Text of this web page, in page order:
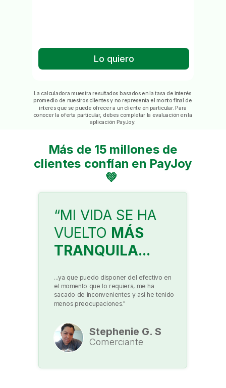
Lo quiero
La calculadora muestra resultados basados en la tasa de interés
promedio de nuestros clientes y no representa el monto final de
interés que se puede ofrecer a un cliente en particular. Para
conocer la oferta particular, debes completar la evaluación en la
aplicación PayJoy.
“MI VIDA SE HA
VUELTO MÁS
TRANQUILA...
...ya que puedo disponer del efectivo en
el momento que lo requiera, me ha
sacado de inconvenientes y así he tenido
menos preocupaciones."
Stephenie G. S
Comerciante
Más de 15 millones de
clientes confían en PayJoy
💚